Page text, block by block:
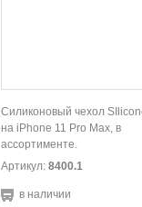
Силиконовый чехол
на iPhone 11 Pro Max, в
ассортименте.
Артикул: 8400.1
в наличии